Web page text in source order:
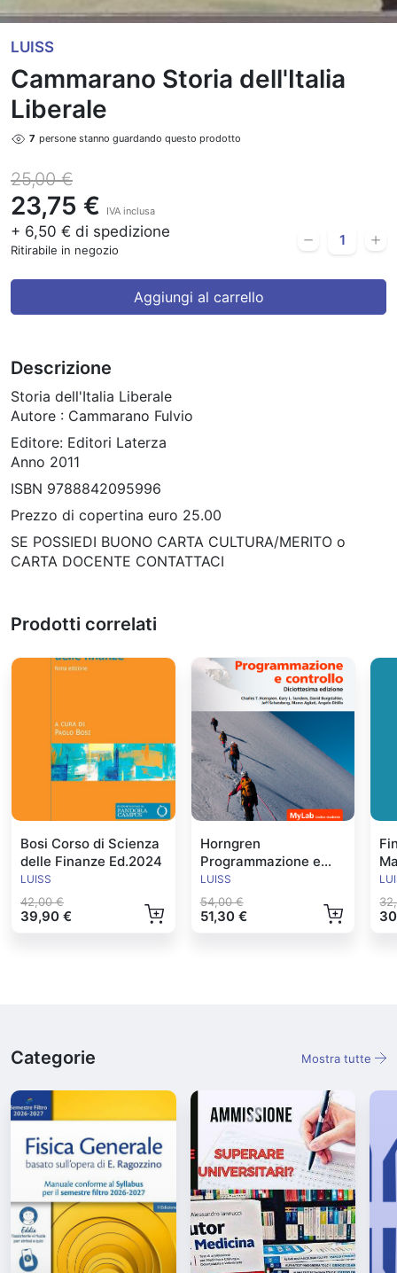
LUISS
Cammarano Storia dell'Italia
Liberale
7 persone stanno guardando questo prodotto
25,00 €
23,75 € IVA inclusa
+ 6,50 € di spedizione
Ritirabile in negozio
Aggiungi al carrello
Descrizione
Storia dell'Italia Liberale
Autore : Cammarano Fulvio
Editore: Editori Laterza
Anno 2011
ISBN 9788842095996
Prezzo di copertina euro 25.00
SE POSSIEDI BUONO CARTA CULTURA/MERITO o
CARTA DOCENTE CONTATTACI
Prodotti correlati
Bosi Corso di Scienza
delle Finanze Ed.2024
LUISS
42,00 €
39,90 €
Horngren
Programmazione e
Controllo Ed.2024
LUISS
54,00 €
51,30 €
Categorie Mostra tutte